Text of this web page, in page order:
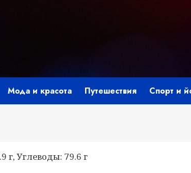
Мода и красота Путешествия Спорт и
г, Углеводы: 79.6 г